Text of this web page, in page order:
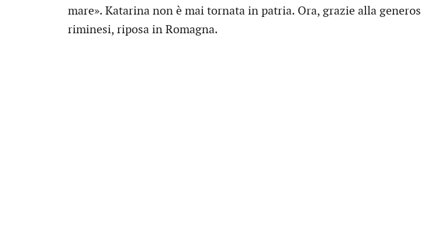
mare». Katarina non è mai tornata in patria. Ora, grazie alla
riminesi, riposa in Romagna.